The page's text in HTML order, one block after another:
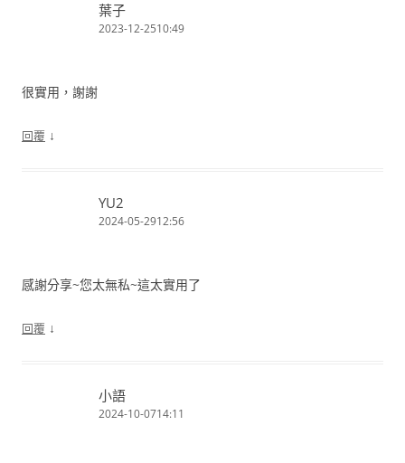
葉子
2023-12-2510:49
很實用，謝謝
回覆 ↓
YU2
2024-05-2912:56
感謝分享~您太無私~這太實用了
回覆 ↓
小語
2024-10-0714:11